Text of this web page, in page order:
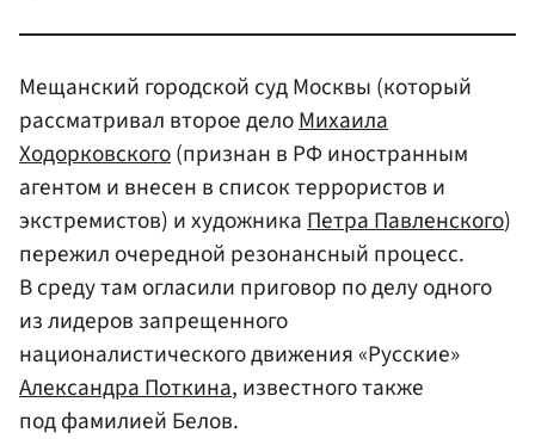
Мещанский городской суд Москвы (который
рассматривал второе делоМихаила
Ходорковского(признан в РФ иностранным
агентом и внесен в список террористов и
экстремистов) и художникаПетра Павленского)
пережил очередной резонансный процесс.
В среду там огласили приговор по делу одного
из лидеров запрещенного
националистического движения «Русские»
Александра Поткина, известного также
под фамилией Белов.